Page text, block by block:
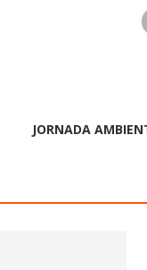
JORNADA